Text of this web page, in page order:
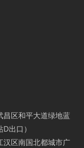
昌区和平大道绿地蓝
出口）
汉区南国北都城市广